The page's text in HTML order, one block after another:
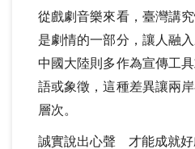
從戲劇音樂來看，臺灣講
是劇情的一部分，讓人融
中國大陸則多作為宣傳工
語或象徵，這種差異讓兩
層次。
誠實說出心聲 才能成就